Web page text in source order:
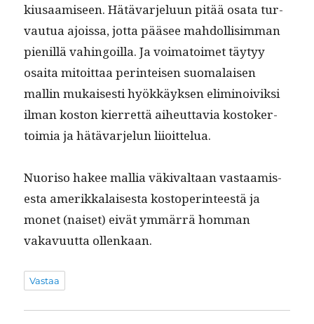
kiusaamiseen. Hätä­var­jelu­un pitää osa­ta tur­
vau­tua ajois­sa, jot­ta pääsee mah­dol­lisim­man
pie­nil­lä vahin­goil­la. Ja voima­toimet täy­tyy
osai­ta mitoit­taa per­in­teisen suo­ma­laisen
mallin mukaises­ti hyökkäyk­sen elim­i­noiviksi
ilman kos­ton kier­ret­tä aiheut­tavia kos­tok­er­
toimia ja hätä­var­jelun liioittelua.
Nuoriso hakee mallia väki­val­taan vas­taamis­
es­ta amerikkalais­es­ta kostoper­in­teestä ja
mon­et (naiset) eivät ymmär­rä hom­man
vakavu­ut­ta ollenkaan.
Vastaa